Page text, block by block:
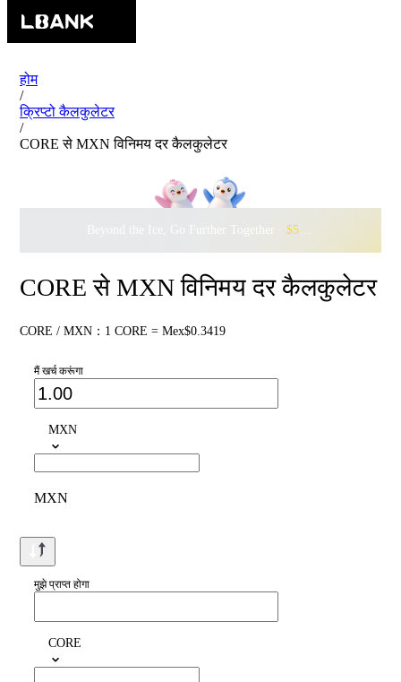
होम
/
क्रिप्टो कैलकुलेटर
/
CORE से MXN विनिमय दर कैलकुलेटर
Beyond the Ice, Go Further Together · $500,000
CORE से MXN विनिमय दर कैलकुलेटर
CORE / MXN：1 CORE = Mex$0.3419
मैं खर्च करूंगा
MXN
MXN
मुझे प्राप्त होगा
CORE